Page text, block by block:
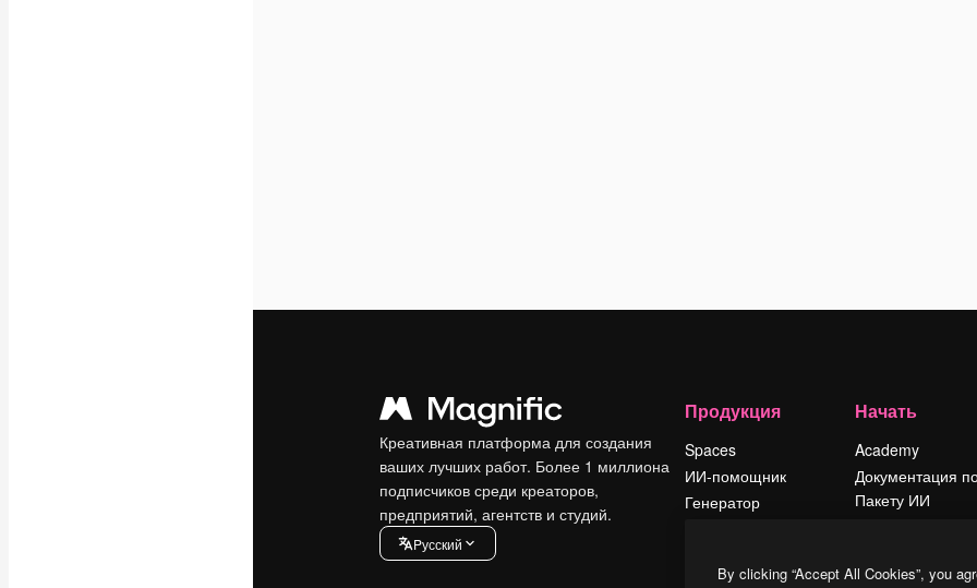
Креативная платформа для создания
ваших лучших работ. Более 1 миллиона
подписчиков среди креаторов,
предприятий, агентств и студий.
Pусский
Продукция
Spaces
ИИ-помощник
Генератор
Начать
Academy
Документация
Пакету ИИ
Условия и
By clicking “Accept All Cookies”, you